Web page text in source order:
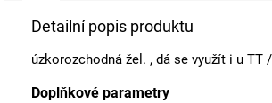
Detailní popis produktu
úzkorozchodná žel. , dá se využít i u TT
Doplňkové parametry